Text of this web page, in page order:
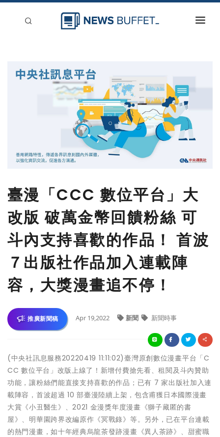
臺漫「CCC 數位平台」大
改版 破萬金幣回饋粉絲 可
斗內支持喜歡的作品！ 首波
７出版社作品加入連載陣
容，大獎漫畫追不停！
推廣新聞稿 Apr 19,2022 新聞 新聞時事
(中央社訊息服務20220419 11:11:02)臺灣原創數位漫畫平台「C
CC 數位平台」改版上線了！新增付費搶先看、租閱及斗內贊助
功能，讓粉絲們能直接支持喜歡的作品；已有 7 家出版社加入連
載陣容，首波超過 10 部臺漫陸續上架，包含甫獲日本國際漫畫
大賞《小丑醫生》、2021 金漫獎年度漫畫《獅子藏匿的書
屋》、明華園跨界改編原作《冥戰錄》等。另外，已在平台連載
的熱門漫畫，如十年經典烏龍茶發跡漫畫《異人茶跡》、甜蜜職